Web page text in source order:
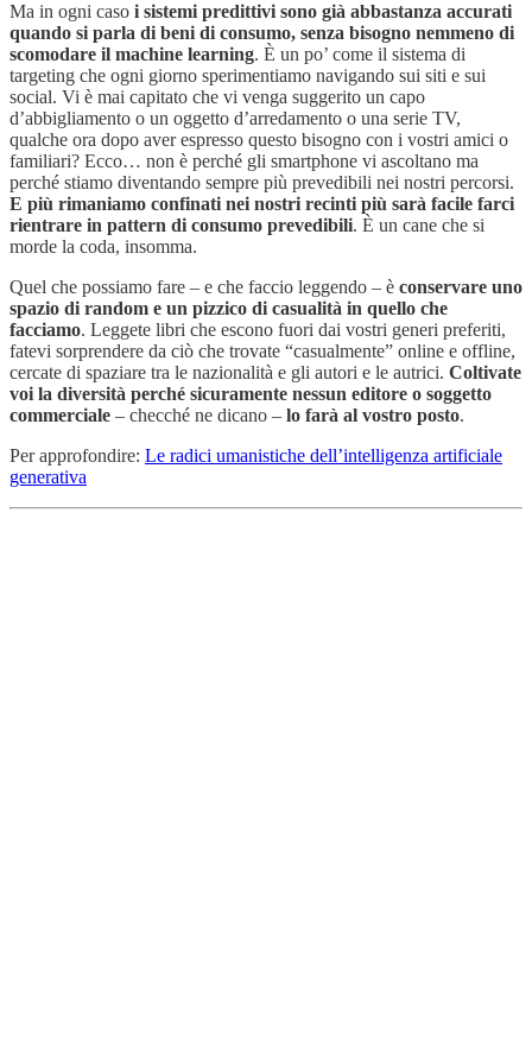
Ma in ogni caso i sistemi predittivi sono già abbastanza accurati
quando si parla di beni di consumo, senza bisogno nemmeno di
scomodare il machine learning. È un po’ come il sistema di
targeting che ogni giorno sperimentiamo navigando sui siti e sui
social. Vi è mai capitato che vi venga suggerito un capo
d’abbigliamento o un oggetto d’arredamento o una serie TV,
qualche ora dopo aver espresso questo bisogno con i vostri amici o
familiari? Ecco… non è perché gli smartphone vi ascoltano ma
perché stiamo diventando sempre più prevedibili nei nostri percorsi.
E più rimaniamo confinati nei nostri recinti più sarà facile farci
rientrare in pattern di consumo prevedibili. È un cane che si
morde la coda, insomma.
Quel che possiamo fare – e che faccio leggendo – è conservare uno
spazio di random e un pizzico di casualità in quello che
facciamo. Leggete libri che escono fuori dai vostri generi preferiti,
fatevi sorprendere da ciò che trovate “casualmente” online e offline,
cercate di spaziare tra le nazionalità e gli autori e le autrici. Coltivate
voi la diversità perché sicuramente nessun editore o soggetto
commerciale – checché ne dicano – lo farà al vostro posto.
Per approfondire: Le radici umanistiche dell’intelligenza artificiale
generativa